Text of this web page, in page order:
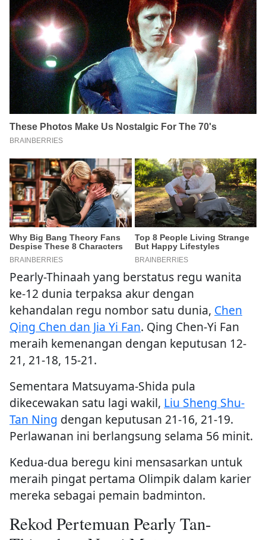
Pearly-Thinaah yang berstatus regu wanita
ke-12 dunia terpaksa akur dengan
kehandalan regu nombor satu dunia, Chen
Qing Chen dan Jia Yi Fan. Qing Chen-Yi Fan
meraih kemenangan dengan keputusan 12-
21, 21-18, 15-21.
Sementara Matsuyama-Shida pula
dikecewakan satu lagi wakil, Liu Sheng Shu-
Tan Ning dengan keputusan 21-16, 21-19.
Perlawanan ini berlangsung selama 56 minit.
Kedua-dua beregu kini mensasarkan untuk
meraih pingat pertama Olimpik dalam karier
mereka sebagai pemain badminton.
Rekod Pertemuan Pearly Tan-